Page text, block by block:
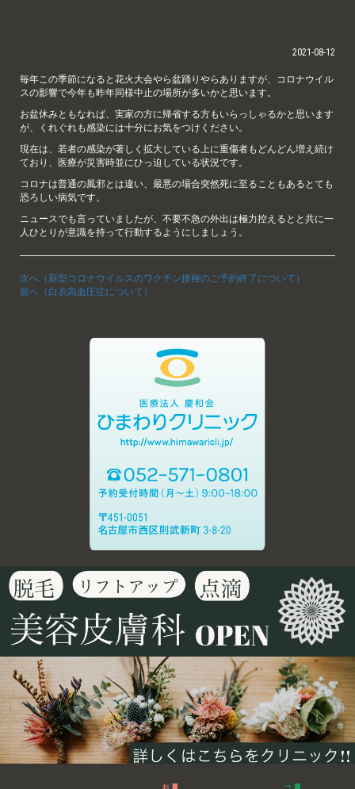
2021-08-12
毎年この季節になると花火大会やら盆踊りやらありますが、コロナウイル
スの影響で今年も昨年同様中止の場所が多いかと思います。
お盆休みともなれば、実家の方に帰省する方もいらっしゃるかと思います
が、くれぐれも感染には十分にお気をつけください。
現在は、若者の感染が著しく拡大している上に重傷者もどんどん増え続け
ており、医療が災害時並にひっ迫している状況です。
コロナは普通の風邪とは違い、最悪の場合突然死に至ることもあるとても
恐ろしい病気です。
ニュースでも言っていましたが、不要不急の外出は極力控えるとと共に一
人ひとりが意識を持って行動するようにしましょう。
次へ（新型コロナウイルスのワクチン接種のご予約終了について）
前へ（白衣高血圧症について）